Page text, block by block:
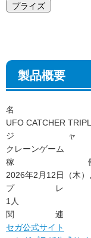
プライズ
製品概要
UFO CATCHER
ジ
クレーンゲーム
稼
2026年2月12日（木
プ
1人
関
セガ公式サイト